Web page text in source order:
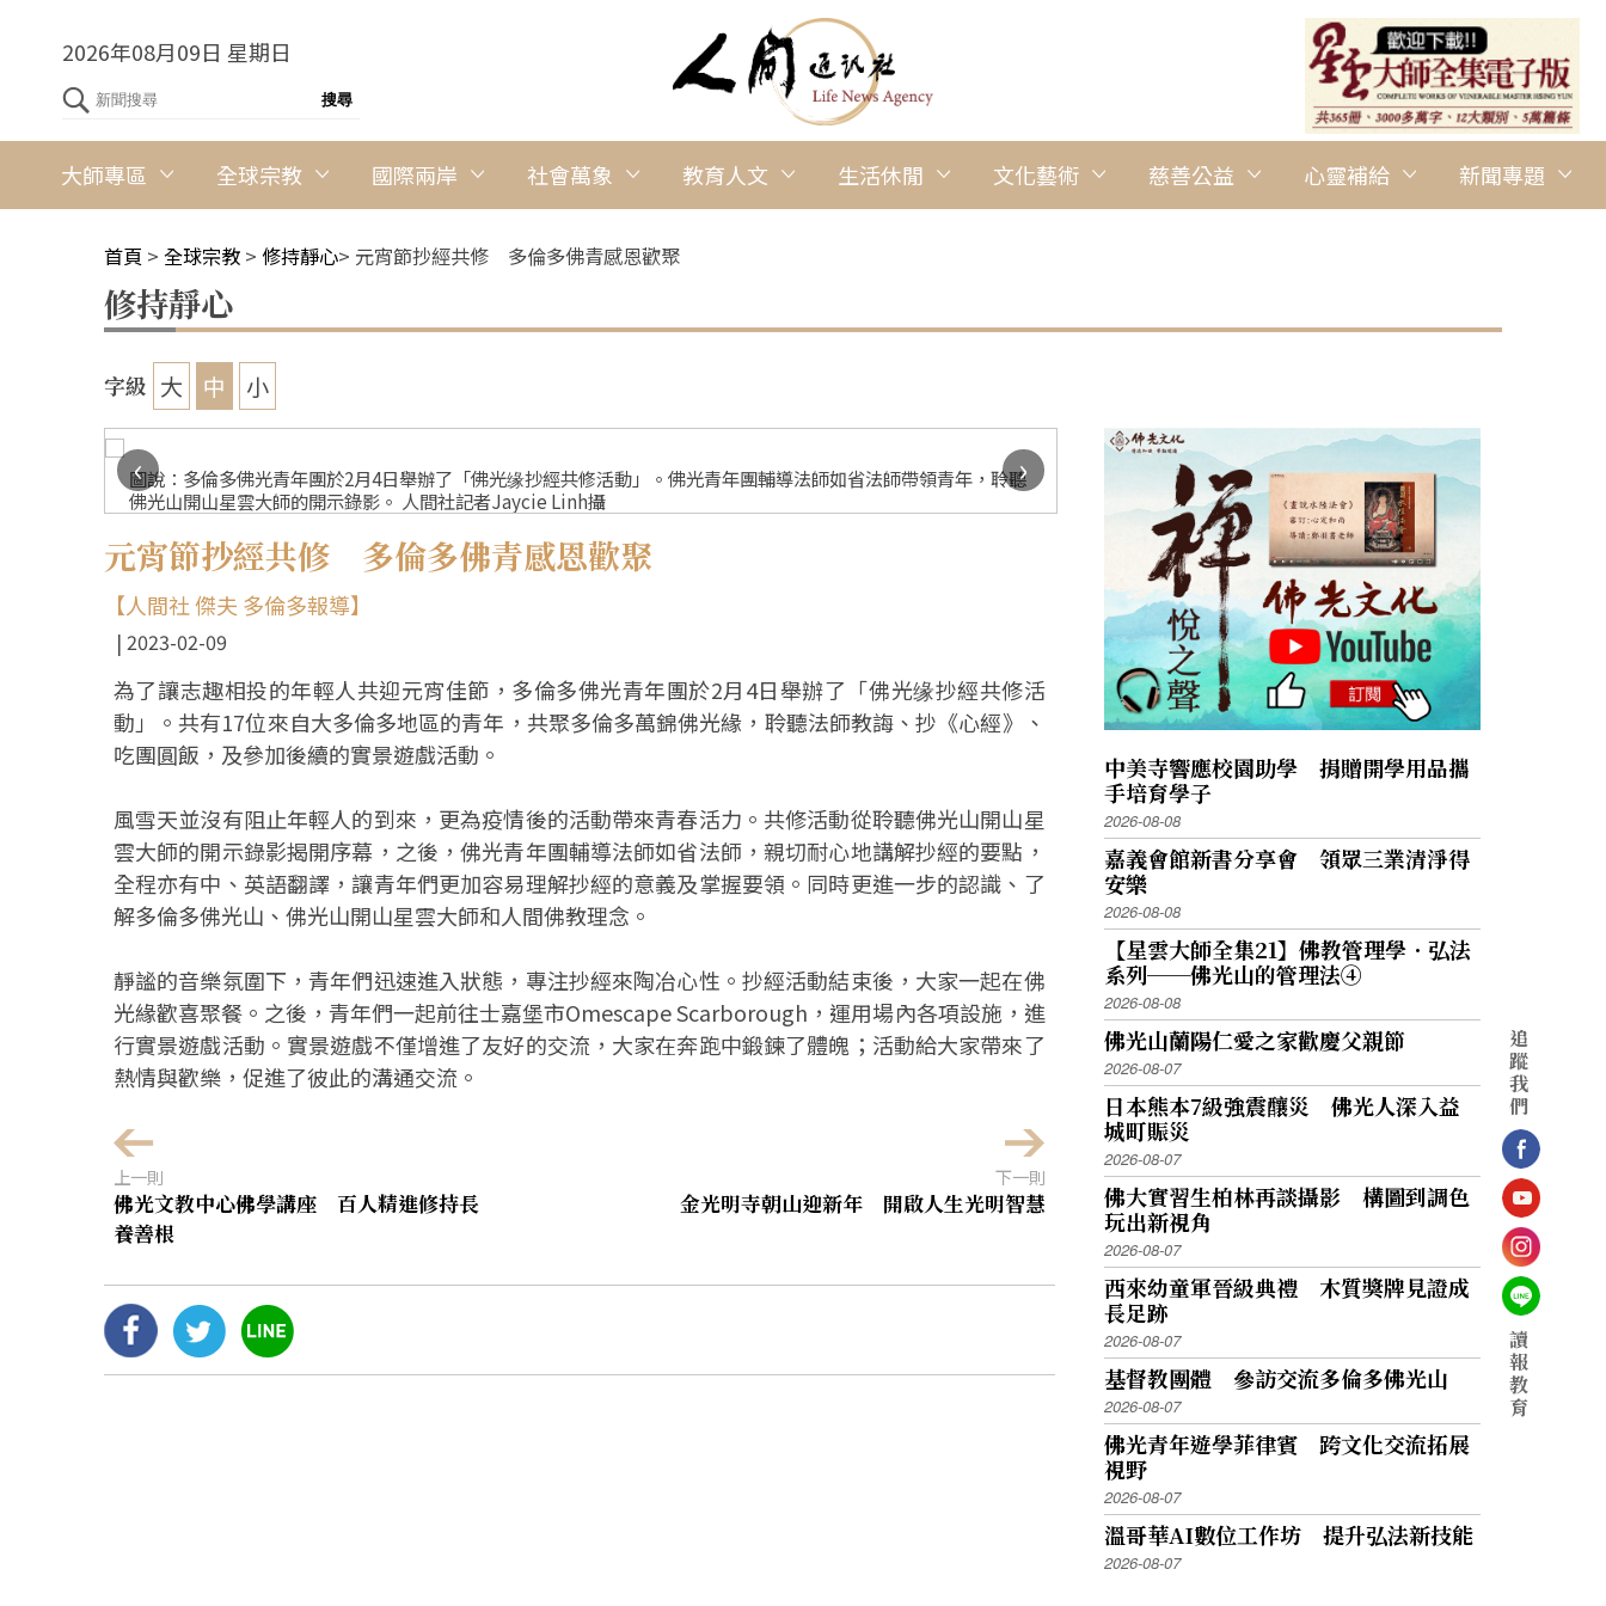
2026年08月09日 星期日
大師專區 全球宗教 國際兩岸 社會萬象 教育人文 生活休閒 文化藝術 慈善公益 心靈補給 新聞專題
首頁 > 全球宗教 > 修持靜心> 元宵節抄經共修 多倫多佛青感恩歡聚
修持靜心
字級 大 中 小
圖說：多倫多佛光青年團於2月4日舉辦了「佛光缘抄經共修活動」。佛光青年團輔導法師如省法師帶領青年，聆聽
佛光山開山星雲大師的開示錄影。 人間社記者Jaycie Linh攝
圖說：多倫多佛光青年團於2月4日舉辦了「佛光缘抄經共修活動
經。 人間社記者Jaycie Linh攝
‹
›
元宵節抄經共修 多倫多佛青感恩歡聚
【人間社 傑夫 多倫多報導】
2023-02-09
為了讓志趣相投的年輕人共迎元宵佳節，多倫多佛光青年團於2月4日舉辦了「佛光缘抄經共修活
動」。共有17位來自大多倫多地區的青年，共聚多倫多萬錦佛光緣，聆聽法師教誨、抄《心經》、
吃團圓飯，及參加後續的實景遊戲活動。
風雪天並沒有阻止年輕人的到來，更為疫情後的活動帶來青春活力。共修活動從聆聽佛光山開山星
雲大師的開示錄影揭開序幕，之後，佛光青年團輔導法師如省法師，親切耐心地講解抄經的要點，
全程亦有中、英語翻譯，讓青年們更加容易理解抄經的意義及掌握要領。同時更進⼀步的認識、了
解多倫多佛光山、佛光山開山星雲大師和人間佛教理念。
靜謐的音樂氛圍下，青年們迅速進入狀態，專注抄經來陶冶心性。抄經活動結束後，大家一起在佛
光緣歡喜聚餐。之後，青年們一起前往士嘉堡市Omescape Scarborough，運用場內各項設施，進
行實景遊戲活動。實景遊戲不僅增進了友好的交流，大家在奔跑中鍛鍊了體魄；活動給大家帶來了
熱情與歡樂，促進了彼此的溝通交流。
上一則
佛光文教中心佛學講座 百人精進修持長
養善根
下一則
金光明寺朝山迎新年 開啟人生光明智慧
中美寺響應校園助學 捐贈開學用品攜
手培育學子
2026-08-08
嘉義會館新書分享會 領眾三業清淨得
安樂
2026-08-08
【星雲大師全集21】佛教管理學．弘法
系列──佛光山的管理法④
2026-08-08
佛光山蘭陽仁愛之家歡慶父親節
2026-08-07
日本熊本7級強震釀災 佛光人深入益
城町賑災
2026-08-07
佛大實習生柏林再談攝影 構圖到調色
玩出新視角
2026-08-07
西來幼童軍晉級典禮 木質獎牌見證成
長足跡
2026-08-07
基督教團體 參訪交流多倫多佛光山
2026-08-07
佛光青年遊學菲律賓 跨文化交流拓展
視野
2026-08-07
溫哥華AI數位工作坊 提升弘法新技能
2026-08-07
追
蹤
我
們
讀
報
教
育